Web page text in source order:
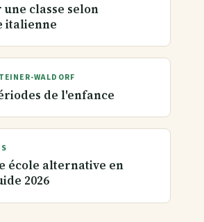
classe selon
italienne
WALDORF
de l'enfance
école alternative en
2026